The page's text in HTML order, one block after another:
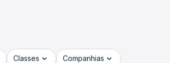
Classes Companhias